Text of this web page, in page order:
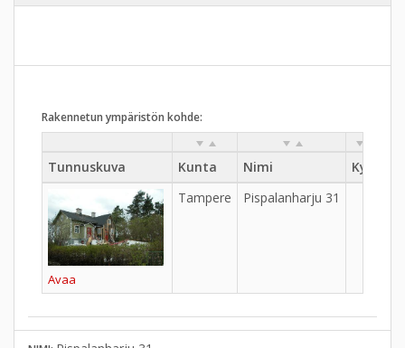
Rakennetun ympäristön kohde:
Tunnuskuva Kunta Nimi Kylä
Avaa
Tampere Pispalanharju 31